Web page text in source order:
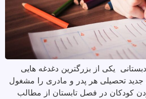
یکی از بزرگترین دغدغه هایی
تحصیلی هر پدر و مادری را مشغول
کودکان در فصل تابستان از مطالب